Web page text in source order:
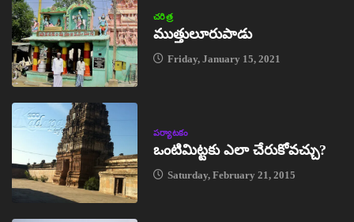
చరిత్ర
ముత్తులూరుపాడు
Friday, January 15, 2021
పర్యాటకం
ఒంటిమిట్టకు ఎలా చేరుకోవచ్చు?
Saturday, February 21, 2015